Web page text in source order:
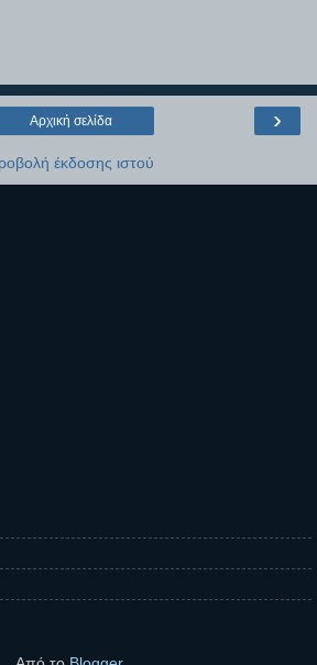
›
Αρχική σελίδα
έκδοσης ιστού